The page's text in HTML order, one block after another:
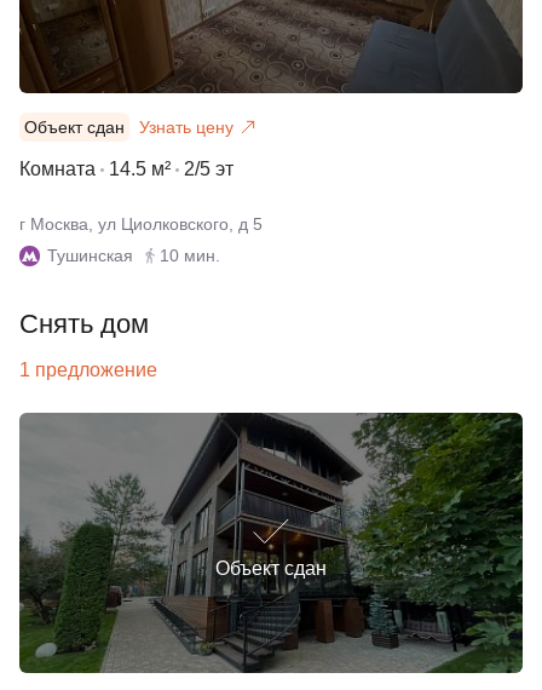
Объект сдан Узнать цену
Комната 14.5 м² 2/5 эт
г Москва, ул Циолковского, д 5
Тушинская
10 мин.
Снять дом
1 предложение
Объект сдан